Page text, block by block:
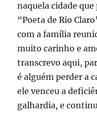
naquela cidade
“Poeta de Rio
com a família
muito carinho e
transcrevo aqui,
é alguém perder a
ele venceu a
galhardia, e